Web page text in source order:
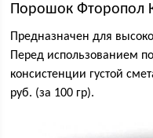
Порошок Фторопол
Предназначен для
Перед использованием
консистенции густой
руб. (за 100 гр).